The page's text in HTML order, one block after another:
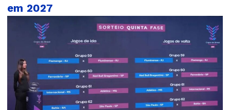
em 2027